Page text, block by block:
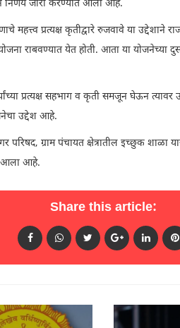
निर्णय जारी करण्यात आला आहे.
महत्त्व प्रत्यक्ष कृतीद्वारे रुजवावे या
राबवण्यात येत होती. आता या योजनेच्या
प्रत्यक्ष सहभाग व कृती समजून घेऊन त्यावर
उद्देश आहे.
परिषद, ग्राम पंचायत क्षेत्रातील इच्छुक शाळा
आला आहे.
Share this article: